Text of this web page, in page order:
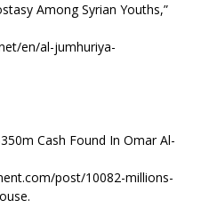
Among Syrian Youths,”
en/al-jumhuriya-
Cash Found In Omar Al-
post/10082-millions-